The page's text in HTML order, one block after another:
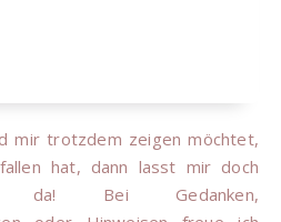
mir trotzdem zeigen möchtet,
hat, dann lasst mir doch
da! Bei Gedanken,